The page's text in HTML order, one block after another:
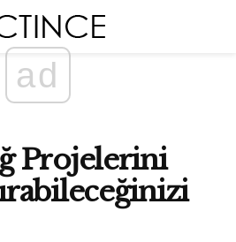
ad
Projelerini